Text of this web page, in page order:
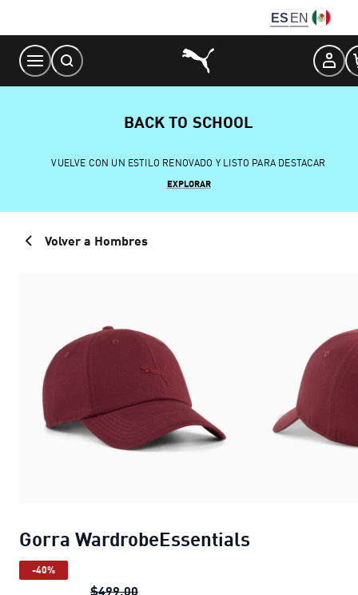
Content
ES EN
BACK TO SCHOOL
VUELVE CON UN ESTILO RENOVADO Y LISTO PARA DESTACAR
EXPLORAR
Volver a Hombres
Gorra WardrobeEssentials
-40%
$499.00Gorra WardrobeEssentials